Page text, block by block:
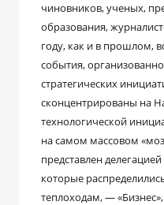
чиновников, ученых,
образования,
году, как и в прошлом,
события,
стратегических
сконцентрированы на
технологической
на самом массовом
представлен
которые
теплоходам, —